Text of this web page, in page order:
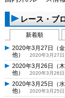
レース・ブ
新着順
2020年3月27日（
他）
2020年3月27
2020年3月26日（
他）
2020年3月26
2020年3月25日（
他）
2020年3月25